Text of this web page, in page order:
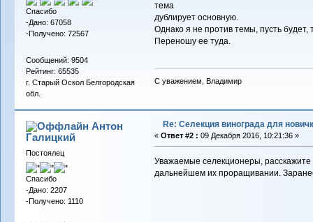
Спасибо
-Дано: 67058
-Получено: 72567
Сообщений: 9504
Рейтинг: 65535
г. Старый Оскол Белгородская
обл.
тема
дублирует основную.
Однако я не против темы, пусть будет,
Переношу ее туда.
С уважением, Владимир
Антон
Галицкий
Постоялец
Спасибо
-Дано: 2207
-Получено: 1110
Re: Селекция винограда для
« Ответ #2 : 09 Декабря 2016, 10:21:36 »
Уважаемые селекционеры,
дальнейшем их проращивании.